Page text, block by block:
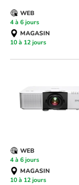
WEB
4 à 6 jours
MAGASIN
10 à 12 jours
WEB
4 à 6 jours
MAGASIN
10 à 12 jours